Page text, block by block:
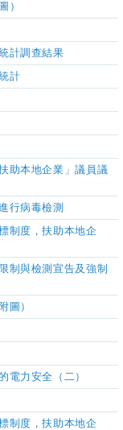
）
計調查結果
計
助本地企業」議員議
行病毒檢測
制度，扶助本地企
制與檢測宣告及強制
圖）
電力安全 （ 二）
制度，扶助本地企